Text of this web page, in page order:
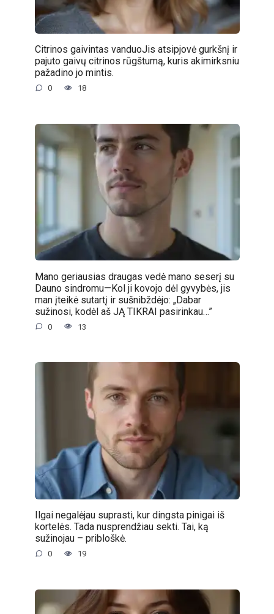
Citrinos gaivintas vanduoJis atsipjovė gurkšnį ir
pajuto gaivų citrinos rūgštumą, kuris akimirksniu
pažadino jo mintis.
0 18
Mano geriausias draugas vedė mano seserį su
Dauno sindromu—Kol ji kovojo dėl gyvybės, jis
man įteikė sutartį ir sušnibždėjo: „Dabar
sužinosi, kodėl aš JĄ TIKRAI pasirinkau…”
0 13
Ilgai negalėjau suprasti, kur dingsta pinigai iš
kortelės. Tada nusprendžiau sekti. Tai, ką
sužinojau – pribloškė.
0 19